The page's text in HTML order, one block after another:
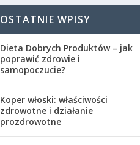
OSTATNIE WPISY
Dieta Dobrych Produktów – jak
poprawić zdrowie i
samopoczucie?
Koper włoski: właściwości
zdrowotne i działanie
prozdrowotne